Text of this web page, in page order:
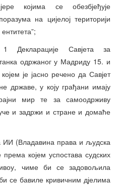
којима се обезбјеђује
на цијелој територији
Савјета за
одржаног у Мадриду 15. и
је јасно речено да Савјет
државе, у коју грађани имају
мир те за самоодрживу
и задржи и стране и домаће
ИИ (Владавина права и људска
којем успостава судских
чиме би се задовољила
се бавиле кривичним дјелима